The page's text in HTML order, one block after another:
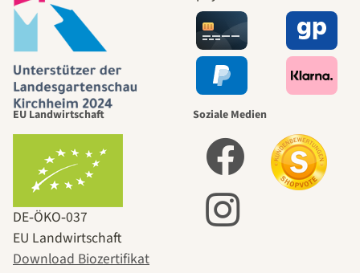
EU Landwirtschaft
DE‑ÖKO‑037
EU Landwirtschaft
Download Biozertifikat
Soziale Medien